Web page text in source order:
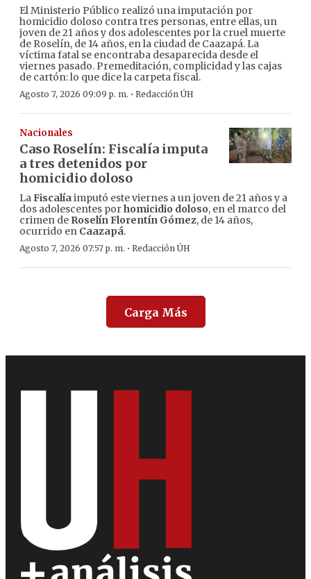
El Ministerio Público realizó una imputación por
homicidio doloso contra tres personas, entre ellas, un
joven de 21 años y dos adolescentes por la cruel muerte
de Roselín, de 14 años, en la ciudad de Caazapá. La
víctima fatal se encontraba desaparecida desde el
viernes pasado. Premeditación, complicidad y las cajas
de cartón: lo que dice la carpeta fiscal.
Agosto 7, 2026 09:09 p. m. · Redacción ÚH
Nacionales
Caso Roselín: Fiscalía imputa
a tres detenidos por
homicidio doloso
LaFiscalíaimputó este viernes a un joven de 21 años y a
dos adolescentes porhomicidio doloso, en el marco del
crimen de Roselín Florentín Gómez, de 14 años,
ocurrido en Caazapá.
Agosto 7, 2026 07:57 p. m. · Redacción ÚH
Carga Más